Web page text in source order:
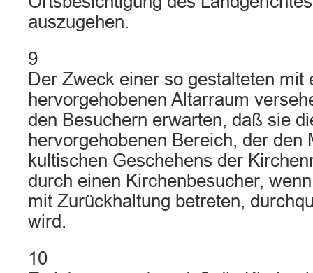
auszugehen.
9
Der Zweck einer so gestalteten mit
hervorgehobenen Altarraum
den Besuchern erwarten, daß sie
hervorgehobenen Bereich, der den
kultischen Geschehens der
durch einen Kirchenbesucher,
mit Zurückhaltung betreten,
wird.
10